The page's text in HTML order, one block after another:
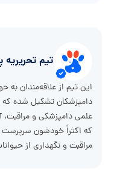
تیم
این تیم از علاقه‌مندان
دامپزشکان تشکیل شده که
علمی دامپزشکی و
که اکثراً خودشون
مراقبت و نگهداری از